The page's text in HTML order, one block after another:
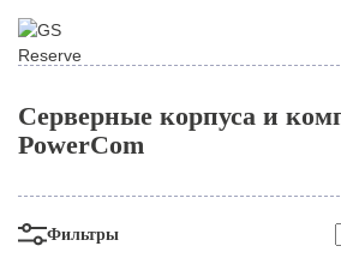
Серверные корпуса и
PowerCom
Фильтры